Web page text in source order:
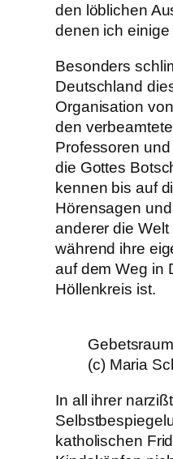
den löblichen
denen ich
Besonders
Deutschland
Organisation
den
Professoren
die Gottes
kennen bis auf
Hörensagen
anderer die Welt
während ihre
auf dem Weg in
Höllenkreis ist.
(c) Maria
In all ihrer
katholischen